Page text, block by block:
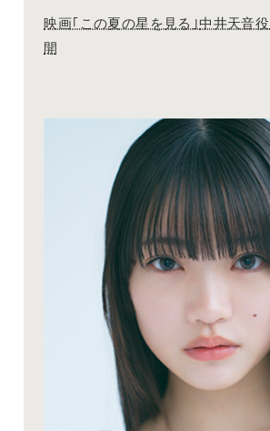
映画｢この夏の星を見る｣中井天音役
開